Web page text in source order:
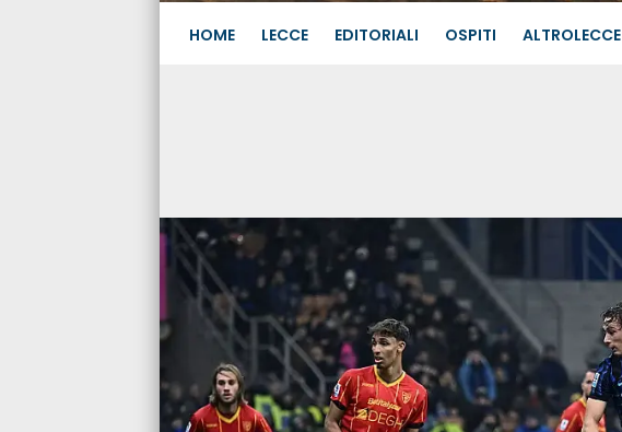
HOME LECCE EDITORIALI OSPITI ALTROLECCE